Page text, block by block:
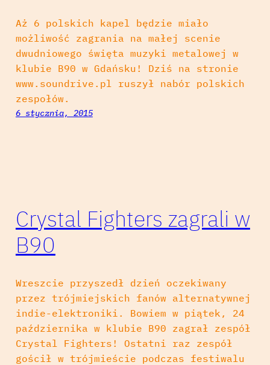
Aż 6 polskich kapel będzie miało
możliwość zagrania na małej scenie
dwudniowego święta muzyki metalowej w
klubie B90 w Gdańsku! Dziś na stronie
www.soundrive.pl ruszył nabór polskich
zespołów.
6 stycznia, 2015
Crystal Fighters zagrali w
B90
Wreszcie przyszedł dzień oczekiwany
przez trójmiejskich fanów alternatywnej
indie-elektroniki. Bowiem w piątek, 24
października w klubie B90 zagrał zespół
Crystal Fighters! Ostatni raz zespół
gościł w trójmieście podczas festiwalu